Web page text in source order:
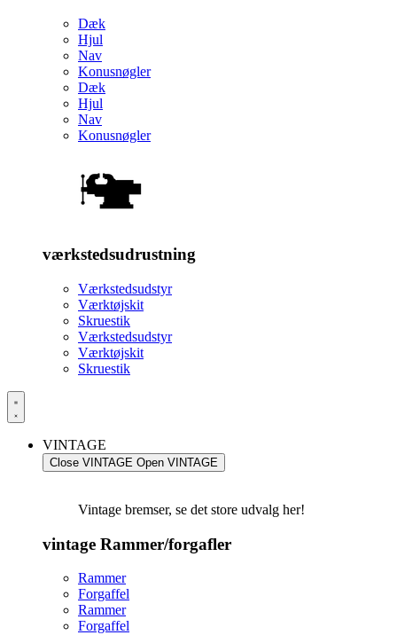
Dæk
Hjul
Nav
Konusnøgler
Dæk
Hjul
Nav
Konusnøgler
værkstedsudrustning
Værkstedsudstyr
Værktøjskit
Skruestik
Værkstedsudstyr
Værktøjskit
Skruestik
VINTAGE
Close VINTAGE Open VINTAGE
Vintage bremser, se det store udvalg her!
vintage Rammer/forgafler
Rammer
Forgaffel
Rammer
Forgaffel